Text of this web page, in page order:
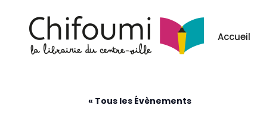
Accueil
Les
« Tous les Évènements